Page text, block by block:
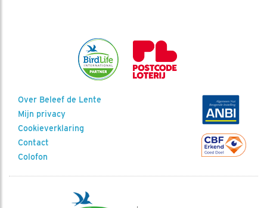
Over Beleef de Lente
Mijn privacy
Cookieverklaring
Contact
Colofon